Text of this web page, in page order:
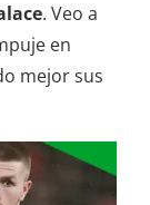
. Veo a
en
mejor sus